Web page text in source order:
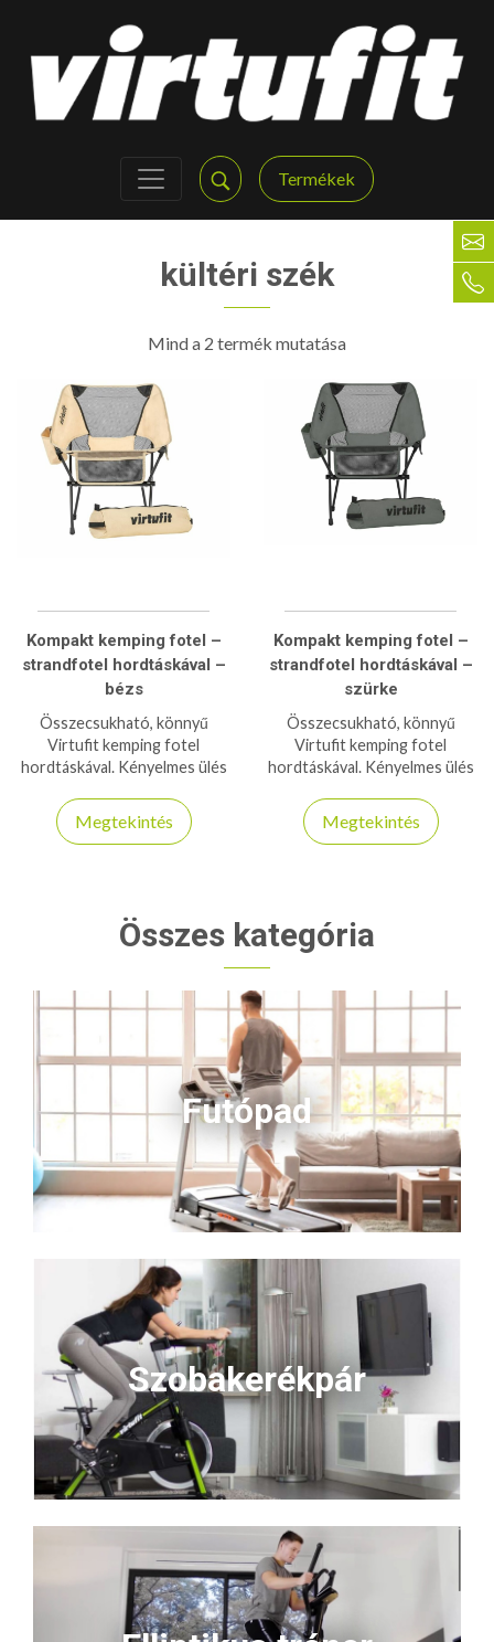
Termékek
kültéri szék
Mind a 2 termék mutatása
Kompakt kemping fotel –
strandfotel hordtáskával –
bézs
Összecsukható, könnyű
Virtufit kemping fotel
hordtáskával. Kényelmes ülés
kiránduláson, kempingezés
közben.
Megtekintés
Kompakt kemping fotel –
strandfotel hordtáskával –
szürke
Összecsukható, könnyű
Virtufit kemping fotel
hordtáskával. Kényelmes ülés
kiránduláson, kempingezés
közben.
Megtekintés
Összes kategória
Futópad
Szobakerékpár